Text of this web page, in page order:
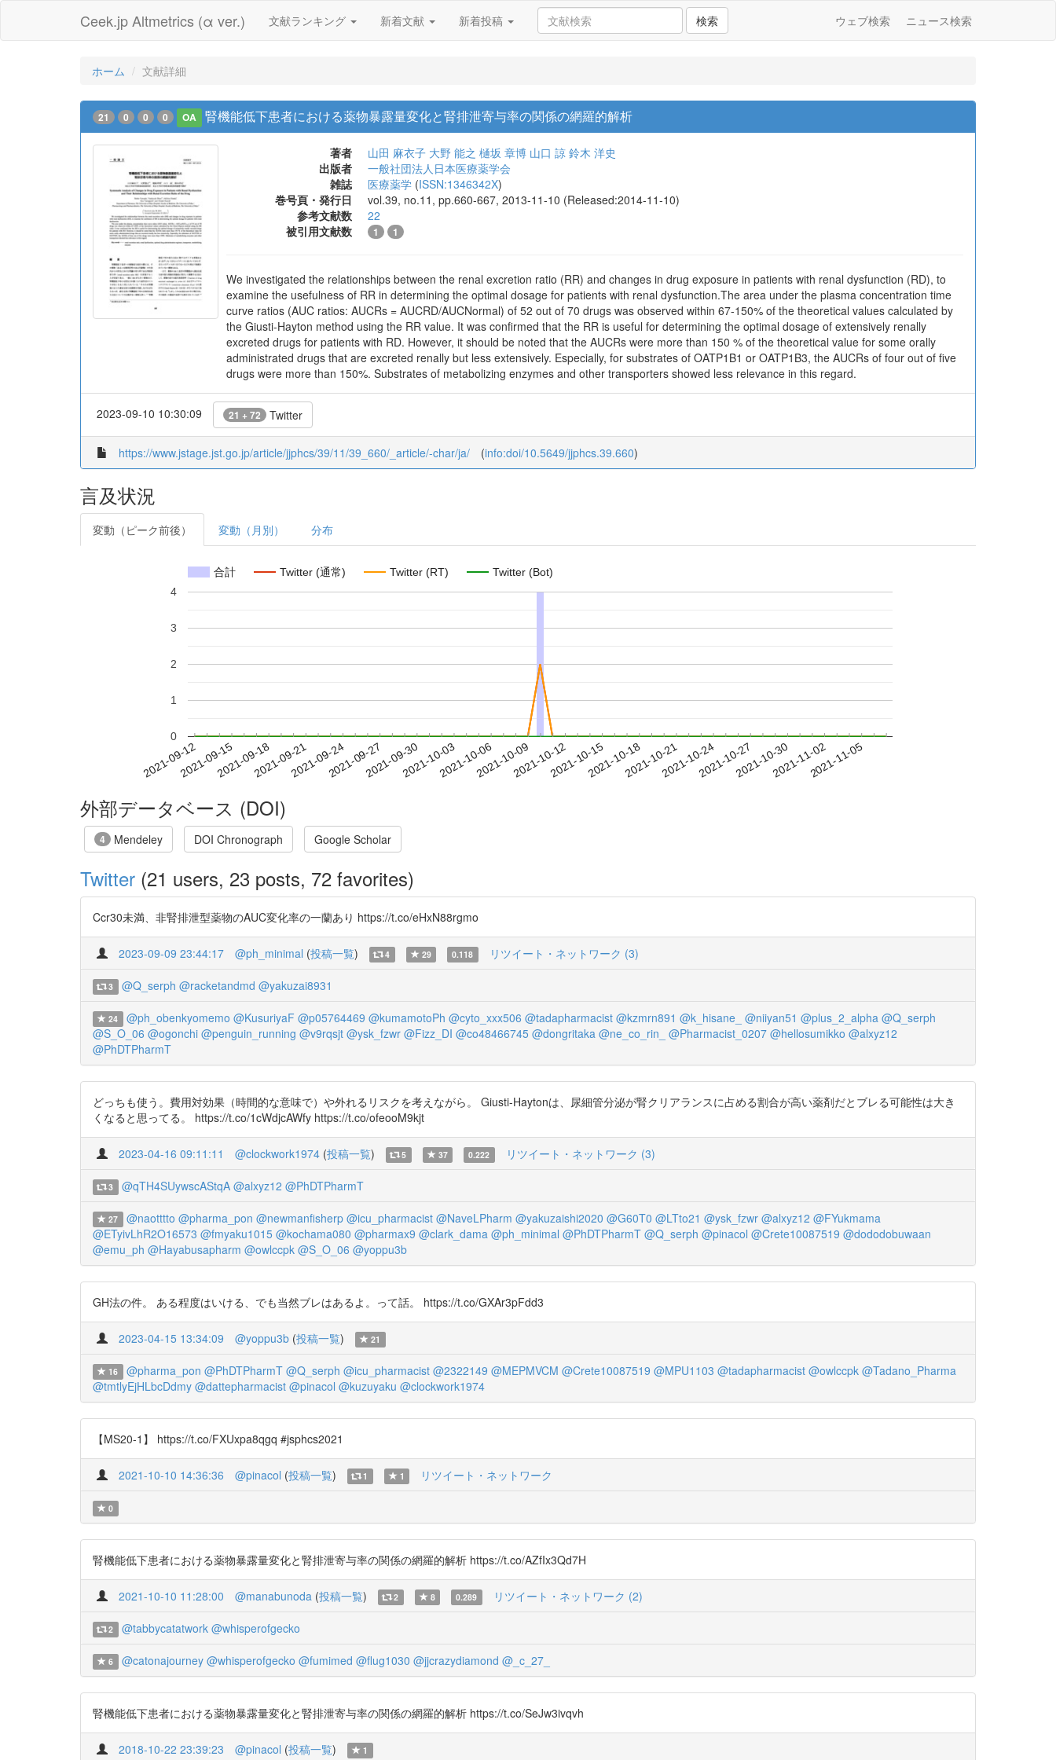
Ceek.jp Altmetrics (α ver.) 文献ランキング 新着文献 新着投稿 検索 ウェブ検索 ニュース検索
ホーム 文献詳細
21 0 0 0 OA 腎機能低下患者における薬物暴露量変化と腎排泄寄与率の関係の網羅的解析
著者 山田 麻衣子 大野 能之 樋坂 章博 山口 諒 鈴木 洋史
出版者
一般社団法人日本医療薬学会
雑誌
医療薬学 (ISSN:1346342X)
巻号頁・発行日
vol.39, no.11, pp.660-667, 2013-11-10 (Released:2014-11-10)
参考文献数
22
被引用文献数
1 1
We investigated the relationships between the renal excretion ratio (RR) and changes in drug exposure in patients with renal dysfunction (RD), to
examine the usefulness of RR in determining the optimal dosage for patients with renal dysfunction.The area under the plasma concentration time
curve ratios (AUC ratios: AUCRs = AUCRD/AUCNormal) of 52 out of 70 drugs was observed within 67-150% of the theoretical values calculated by
the Giusti-Hayton method using the RR value. It was confirmed that the RR is useful for determining the optimal dosage of extensively renally
excreted drugs for patients with RD. However, it should be noted that the AUCRs were more than 150 % of the theoretical value for some orally
administrated drugs that are excreted renally but less extensively. Especially, for substrates of OATP1B1 or OATP1B3, the AUCRs of four out of five
drugs were more than 150%. Substrates of metabolizing enzymes and other transporters showed less relevance in this regard.
2023-09-10 10:30:09 21 + 72 Twitter
https://www.jstage.jst.go.jp/article/jjphcs/39/11/39_660/_article/-char/ja/ (info:doi/10.5649/jjphcs.39.660)
言及状況
変動（ピーク前後） 変動（月別） 分布
合計 Twitter (通常) Twitter (RT) Twitter (Bot)
2021-09-122021-09-152021-09-182021-09-212021-09-242021-09-272021-09-302021-10-032021-10-062021-10-092021-10-122021-10-152021-10-182021-10-212021-10-242021-10-272021-10-302021-11-022021-11-05
0
1
2
3
4
外部データベース (DOI)
4 Mendeley DOI Chronograph Google Scholar
Twitter (21 users, 23 posts, 72 favorites)
Ccr30未満、非腎排泄型薬物のAUC変化率の一蘭あり https://t.co/eHxN88rgmo
2023-09-09 23:44:17 @ph_minimal (投稿一覧) 4 29 0.118 リツイート・ネットワーク (3)
3 @Q_serph @racketandmd @yakuzai8931
24 @ph_obenkyomemo @KusuriyaF @p05764469 @kumamotoPh @cyto_xxx506 @tadapharmacist @kzmrn891 @k_hisane_ @niiyan51 @plus_2_alpha @Q_serph
@S_O_06 @ogonchi @penguin_running @v9rqsjt @ysk_fzwr @Fizz_DI @co48466745 @dongritaka @ne_co_rin_ @Pharmacist_0207 @hellosumikko @alxyz12
@PhDTPharmT
どっちも使う。費用対効果（時間的な意味で）や外れるリスクを考えながら。 Giusti-Haytonは、尿細管分泌が腎クリアランスに占める割合が高い薬剤だとブレる可能性は大き
くなると思ってる。 https://t.co/1cWdjcAWfy https://t.co/ofeooM9kjt
2023-04-16 09:11:11 @clockwork1974 (投稿一覧) 5 37 0.222 リツイート・ネットワーク (3)
3 @qTH4SUywscAStqA @alxyz12 @PhDTPharmT
27 @naotttto @pharma_pon @newmanfisherp @icu_pharmacist @NaveLPharm @yakuzaishi2020 @G60T0 @LTto21 @ysk_fzwr @alxyz12 @FYukmama
@ETyivLhR2O16573 @fmyaku1015 @kochama080 @pharmax9 @clark_dama @ph_minimal @PhDTPharmT @Q_serph @pinacol @Crete10087519 @dododobuwaan
@emu_ph @Hayabusapharm @owlccpk @S_O_06 @yoppu3b
GH法の件。 ある程度はいける、でも当然ブレはあるよ。って話。 https://t.co/GXAr3pFdd3
2023-04-15 13:34:09 @yoppu3b (投稿一覧) 21
16 @pharma_pon @PhDTPharmT @Q_serph @icu_pharmacist @2322149 @MEPMVCM @Crete10087519 @MPU1103 @tadapharmacist @owlccpk @Tadano_Pharma
@tmtlyEjHLbcDdmy @dattepharmacist @pinacol @kuzuyaku @clockwork1974
【MS20-1】 https://t.co/FXUxpa8qgq #jsphcs2021
2021-10-10 14:36:36 @pinacol (投稿一覧) 1 1 リツイート・ネットワーク
0
腎機能低下患者における薬物暴露量変化と腎排泄寄与率の関係の網羅的解析 https://t.co/AZfIx3Qd7H
2021-10-10 11:28:00 @manabunoda (投稿一覧) 2 8 0.289 リツイート・ネットワーク (2)
2 @tabbycatatwork @whisperofgecko
6 @catonajourney @whisperofgecko @fumimed @flug1030 @jjcrazydiamond @_c_27_
腎機能低下患者における薬物暴露量変化と腎排泄寄与率の関係の網羅的解析 https://t.co/SeJw3ivqvh
2018-10-22 23:39:23 @pinacol (投稿一覧) 1